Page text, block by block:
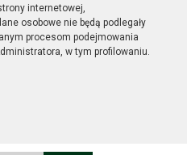
internetowej,
osobowe nie będą podlegały
procesom podejmowania
w tym profilowaniu.